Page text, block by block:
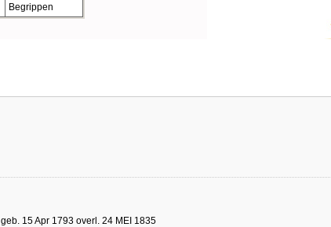
Begrippen
geb. 15 Apr 1793 overl. 24 MEI 1835